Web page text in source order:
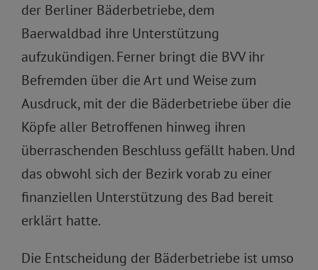
der Berliner Bäderbetriebe, dem
Baerwaldbad ihre Unterstützung
aufzukündigen. Ferner bringt die BVV ihr
Befremden über die Art und Weise zum
Ausdruck, mit der die Bäderbetriebe über die
Köpfe aller Betroffenen hinweg ihren
überraschenden Beschluss gefällt haben. Und
das obwohl sich der Bezirk vorab zu einer
finanziellen Unterstützung des Bad bereit
erklärt hatte.
Die Entscheidung der Bäderbetriebe ist umso